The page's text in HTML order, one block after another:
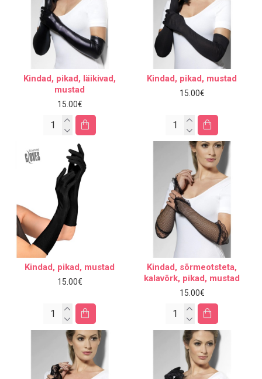
Kindad, pikad, läikivad,
mustad
15.00€
Kindad, pikad, mustad
15.00€
Kindad, pikad, mustad
15.00€
Kindad, sõrmeotsteta,
kalavõrk, pikad, mustad
15.00€